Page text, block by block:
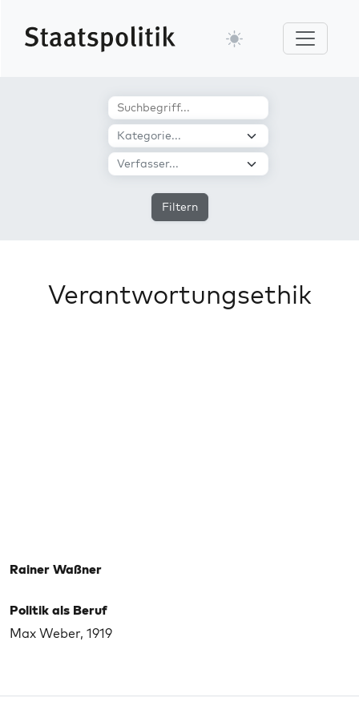
Filtern
Verantwortungsethik
Rainer Waßner
Politik als Beruf
Max Weber, 1919